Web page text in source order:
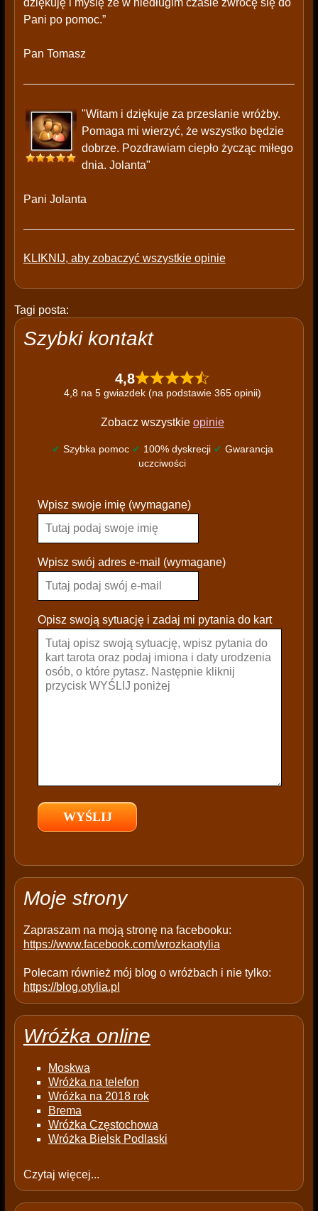
dziękuję i myślę że w niedługim czasie zwrócę się do
Pani po pomoc.”
Pan Tomasz
"Witam i dziękuje za przesłanie wróżby.
Pomaga mi wierzyć, że wszystko będzie
dobrze. Pozdrawiam ciepło życząc miłego
dnia. Jolanta"
Pani Jolanta
KLIKNIJ, aby zobaczyć wszystkie opinie
Tagi posta:
Szybki kontakt
4,8
4,8 na 5 gwiazdek (na podstawie 365 opinii)
Zobacz wszystkie opinie
✔ Szybka pomoc ✔ 100% dyskrecji ✔ Gwarancja
uczciwości
l
a
s
e
a
e
e
p
y
Wpisz swoje imię (wymagane)
Wpisz swój adres e-mail (wymagane)
Opisz swoją sytuację i zadaj mi pytania do kart
Moje strony
Zapraszam na moją stronę na facebooku:
https://www.facebook.com/wrozkaotylia
Polecam również mój blog o wróżbach i nie tylko:
https://blog.otylia.pl
Wróżka online
Moskwa
Wróżka na telefon
Wróżka na 2018 rok
Brema
Wróżka Częstochowa
Wróżka Bielsk Podlaski
Czytaj więcej...